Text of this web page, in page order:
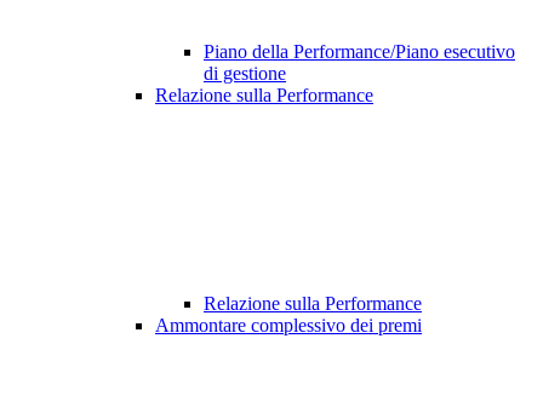
Piano della Performance/Piano esecutivo
di gestione
Relazione sulla Performance
Relazione sulla Performance
Ammontare complessivo dei premi